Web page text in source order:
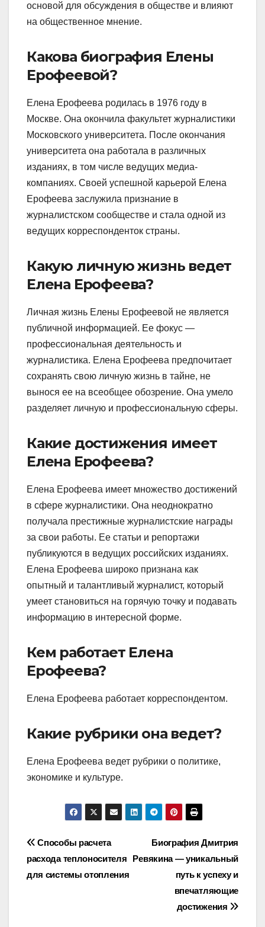
основой для обсуждения в обществе и влияют
на общественное мнение.
Какова биография Елены
Ерофеевой?
Елена Ерофеева родилась в 1976 году в
Москве. Она окончила факультет журналистики
Московского университета. После окончания
университета она работала в различных
изданиях, в том числе ведущих медиа-
компаниях. Своей успешной карьерой Елена
Ерофеева заслужила признание в
журналистском сообществе и стала одной из
ведущих корреспонденток страны.
Какую личную жизнь ведет
Елена Ерофеева?
Личная жизнь Елены Ерофеевой не является
публичной информацией. Ее фокус —
профессиональная деятельность и
журналистика. Елена Ерофеева предпочитает
сохранять свою личную жизнь в тайне, не
вынося ее на всеобщее обозрение. Она умело
разделяет личную и профессиональную сферы.
Какие достижения имеет
Елена Ерофеева?
Елена Ерофеева имеет множество достижений
в сфере журналистики. Она неоднократно
получала престижные журналистские награды
за свои работы. Ее статьи и репортажи
публикуются в ведущих российских изданиях.
Елена Ерофеева широко признана как
опытный и талантливый журналист, который
умеет становиться на горячую точку и подавать
информацию в интересной форме.
Кем работает Елена
Ерофеева?
Елена Ерофеева работает корреспондентом.
Какие рубрики она ведет?
Елена Ерофеева ведет рубрики о политике,
экономике и культуре.
Навигация
по
Биография Дмитрия
Ревякина — уникальный
путь к успеху и
впечатляющие
достижения
Способы расчета
расхода теплоносителя
для системы отопления